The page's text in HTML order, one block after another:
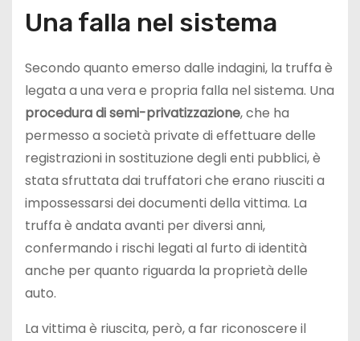
Una falla nel sistema
Secondo quanto emerso dalle indagini, la truffa è
legata a una vera e propria falla nel sistema. Una
procedura di semi-privatizzazione, che ha
permesso a società private di effettuare delle
registrazioni in sostituzione degli enti pubblici, è
stata sfruttata dai truffatori che erano riusciti a
impossessarsi dei documenti della vittima. La
truffa è andata avanti per diversi anni,
confermando i rischi legati al furto di identità
anche per quanto riguarda la proprietà delle
auto.
La vittima è riuscita, però, a far riconoscere il